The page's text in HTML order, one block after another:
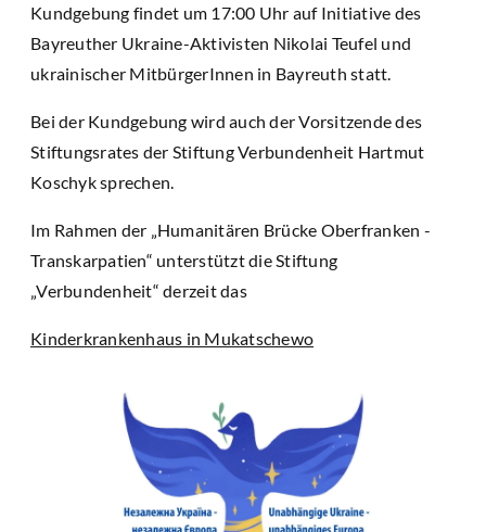
Kundgebung findet um 17:00 Uhr auf Initiative des
Bayreuther Ukraine-Aktivisten Nikolai Teufel und
ukrainischer MitbürgerInnen in Bayreuth statt.
Bei der Kundgebung wird auch der Vorsitzende des
Stiftungsrates der Stiftung Verbundenheit Hartmut
Koschyk sprechen.
Im Rahmen der „Humanitären Brücke Oberfranken -
Transkarpatien“ unterstützt die Stiftung
„Verbundenheit“ derzeit das
Kinderkrankenhaus in Mukatschewo